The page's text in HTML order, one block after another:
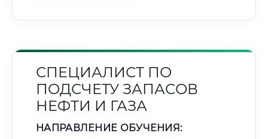
СПЕЦИАЛИСТ ПО
ПОДСЧЕТУ ЗАПАСОВ
НЕФТИ И ГАЗА
НАПРАВЛЕНИЕ ОБУЧЕНИЯ: